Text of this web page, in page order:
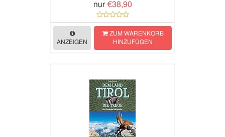
nur €38,90
ANZEIGEN
ZUM WARENKORB
HINZUFÜGEN